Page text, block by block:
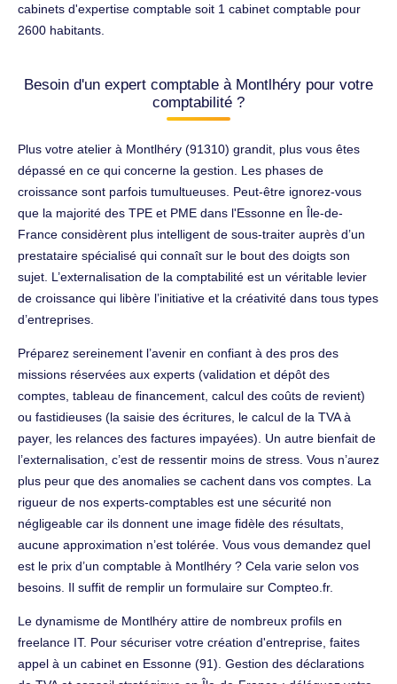
cabinets d'expertise comptable soit 1 cabinet comptable pour
2600 habitants.
Besoin d'un expert comptable à Montlhéry pour votre
comptabilité ?
Plus votre atelier à Montlhéry (91310) grandit, plus vous êtes
dépassé en ce qui concerne la gestion. Les phases de
croissance sont parfois tumultueuses. Peut-être ignorez-vous
que la majorité des TPE et PME dans l'Essonne en Île-de-
France considèrent plus intelligent de sous-traiter auprès d’un
prestataire spécialisé qui connaît sur le bout des doigts son
sujet. L’externalisation de la comptabilité est un véritable levier
de croissance qui libère l’initiative et la créativité dans tous types
d’entreprises.
Préparez sereinement l’avenir en confiant à des pros des
missions réservées aux experts (validation et dépôt des
comptes, tableau de financement, calcul des coûts de revient)
ou fastidieuses (la saisie des écritures, le calcul de la TVA à
payer, les relances des factures impayées). Un autre bienfait de
l’externalisation, c’est de ressentir moins de stress. Vous n’aurez
plus peur que des anomalies se cachent dans vos comptes. La
rigueur de nos experts-comptables est une sécurité non
négligeable car ils donnent une image fidèle des résultats,
aucune approximation n’est tolérée. Vous vous demandez quel
est le prix d’un comptable à Montlhéry ? Cela varie selon vos
besoins. Il suffit de remplir un formulaire sur Compteo.fr.
Le dynamisme de Montlhéry attire de nombreux profils en
freelance IT. Pour sécuriser votre création d'entreprise, faites
appel à un cabinet en Essonne (91). Gestion des déclarations